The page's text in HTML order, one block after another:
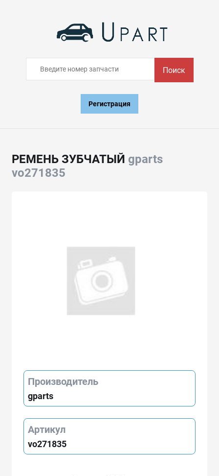
Поиск
Регистрация
РЕМЕНЬ ЗУБЧАТЫЙ gparts
vo271835
Производитель
gparts
Артикул
vo271835